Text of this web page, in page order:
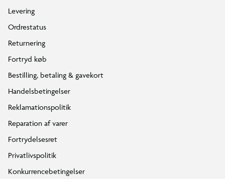
Levering
Ordrestatus
Returnering
Fortryd køb
Bestilling, betaling & gavekort
Handelsbetingelser
Reklamationspolitik
Reparation af varer
Fortrydelsesret
Privatlivspolitik
Konkurrencebetingelser